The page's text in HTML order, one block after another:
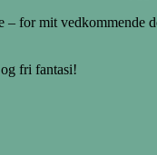
for mit vedkommende
fri fantasi!